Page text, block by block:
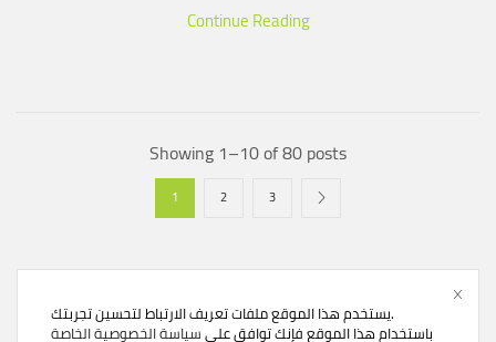
Continue Reading
Showing 1–10 of 80 posts
1 2 3
يستخدم هذا الموقع ملفات تعريف الارتباط لتحسين تجربتك.
باستخدام هذا الموقع فإنك توافق علىسياسة الخصوصية الخاصة